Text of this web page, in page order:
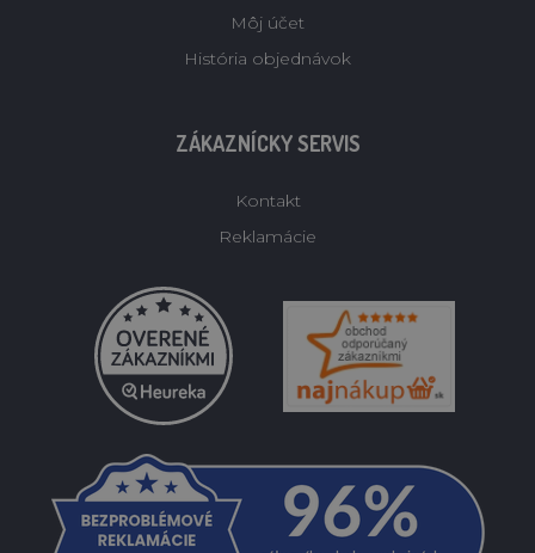
Môj účet
História objednávok
ZÁKAZNÍCKY SERVIS
Kontakt
Reklamácie